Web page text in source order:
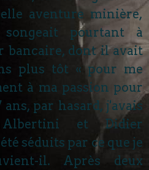
aventure minière,
pourtant à
bancaire, dont il avait
plus tôt « pour me
à ma passion pour
ans, par hasard, j'avais
et Didier
séduits par ce que je
il. Après deux